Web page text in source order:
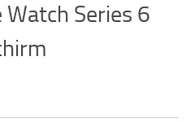
Series 6